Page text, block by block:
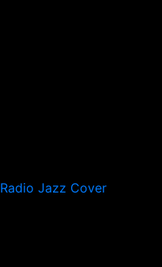
Radio Jazz Cover